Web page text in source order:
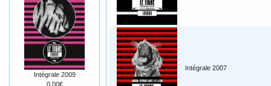
Intégrale 2007
Intégrale 2009
0,00€